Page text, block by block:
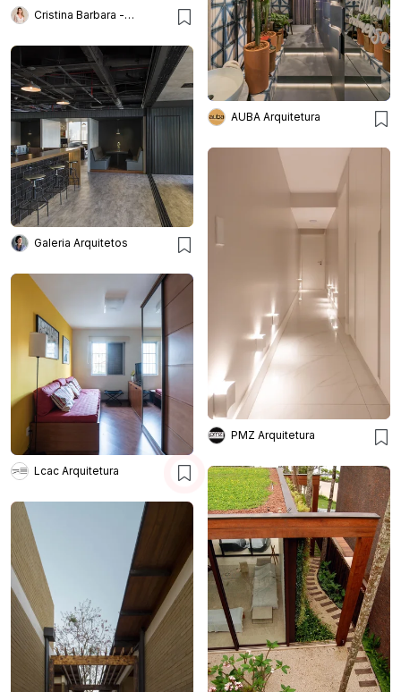
Cristina Barbara - Barbara e Purchio
AUBA Arquitetura
Galeria Arquitetos
PMZ Arquitetura
Lcac Arquitetura